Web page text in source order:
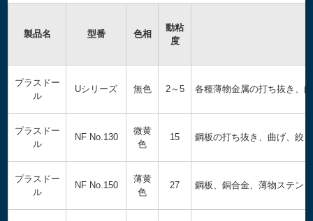
製品名 型番 色相
動粘
度
プラスドー
ル
Uシリーズ 無色 2～5 各種薄物金属の打ち抜き、
プラスドー
ル
NF No.130
微黄
色
15 鋼板の打ち抜き、曲げ、絞
プラスドー
ル
NF No.150
薄黄
色
27 鋼板、銅合金、薄物ステン